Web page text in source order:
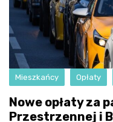
Mieszkańcy Opłaty
Nowe opłaty za
Przestrzennej i